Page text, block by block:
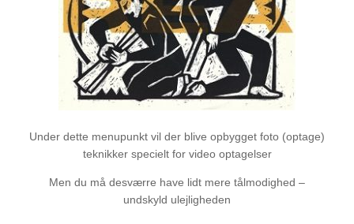
Under dette menupunkt vil der blive opbygget foto (optage)
teknikker specielt for video optagelser
Men du må desværre have lidt mere tålmodighed –
undskyld ulejligheden